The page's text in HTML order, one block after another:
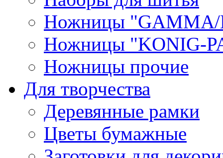
Ножницы "GAMMA/
Ножницы "KONIG-
Ножницы прочие
Для творчества
Деревянные рамки
Цветы бумажные